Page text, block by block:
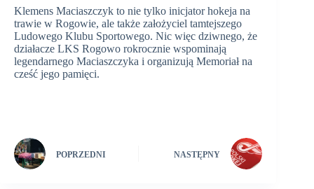
Klemens Maciaszczyk to nie tylko inicjator hokeja na
trawie w Rogowie, ale także założyciel tamtejszego
Ludowego Klubu Sportowego. Nic więc dziwnego, że
działacze LKS Rogowo rokrocznie wspominają
legendarnego Maciaszczyka i organizują Memoriał na
cześć jego pamięci.
POPRZEDNI NASTĘPNY